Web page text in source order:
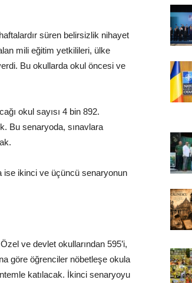
süren belirsizlik nihayet
mili eğitim yetkilileri, ülke
Bu okullarda okul öncesi ve
okul sayısı 4 bin 892.
Bu senaryoda, sınavlara
ise ikinci ve üçüncü senaryonun
ve devlet okullarından 595’i,
göre öğrenciler nöbetleşe okula
katılacak. İkinci senaryoyu